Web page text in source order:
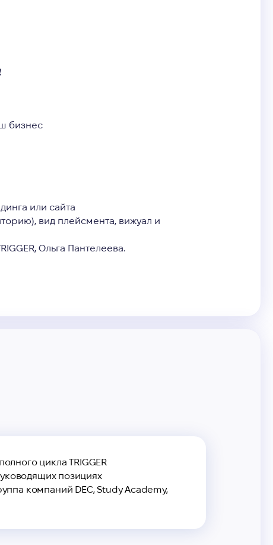
бизнес
или сайта
вид плейсмента, вижуал и
Ольга Пантелеева.
цикла TRIGGER
позициях
компаний DEC, Study Academy,